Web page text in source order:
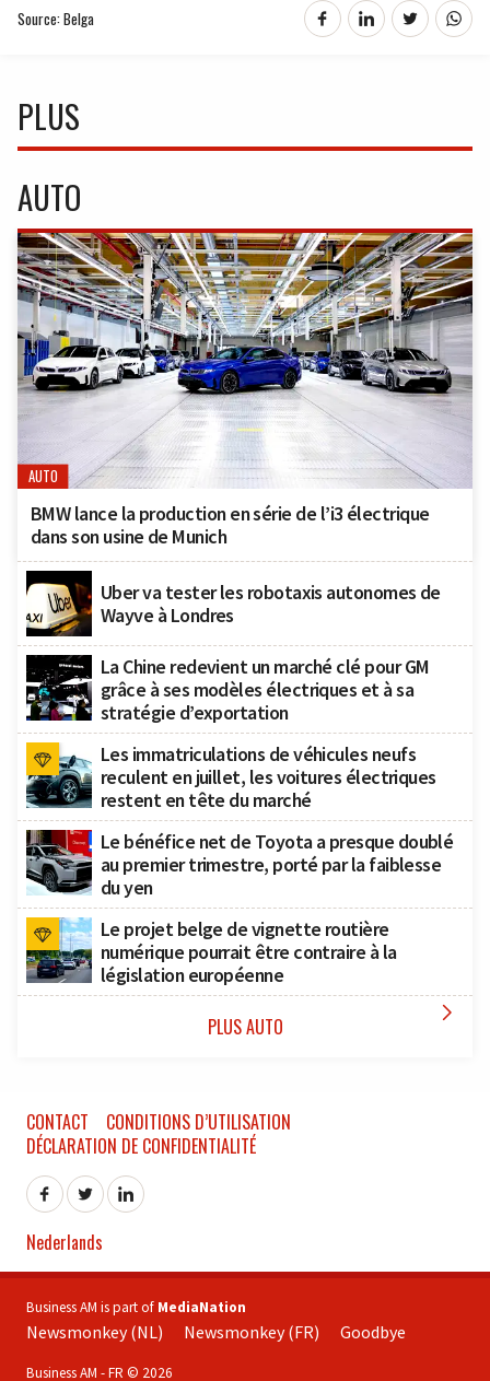
Source: Belga
PLUS
AUTO
AUTO
BMW lance la production en série de l’i3 électrique
dans son usine de Munich
Uber va tester les robotaxis autonomes de
Wayve à Londres
La Chine redevient un marché clé pour GM
grâce à ses modèles électriques et à sa
stratégie d’exportation
Les immatriculations de véhicules neufs
reculent en juillet, les voitures électriques
restent en tête du marché
Le bénéfice net de Toyota a presque doublé
au premier trimestre, porté par la faiblesse
du yen
Le projet belge de vignette routière
numérique pourrait être contraire à la
législation européenne
PLUS AUTO 
CONTACT
CONDITIONS D’UTILISATION
DÉCLARATION DE CONFIDENTIALITÉ
Nederlands
Business AM is part of MediaNation
Newsmonkey (NL) Newsmonkey (FR) Goodbye
Business AM - FR © 2026